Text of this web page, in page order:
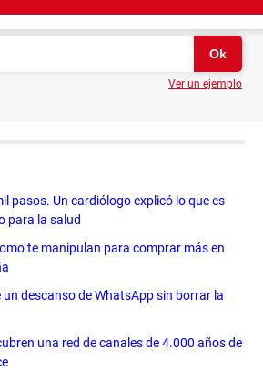
Ver un ejemplo
pasos. Un cardiólogo explicó lo que es
para la salud
te manipulan para comprar más en
descanso de WhatsApp sin borrar la
una red de canales de 4.000 años de